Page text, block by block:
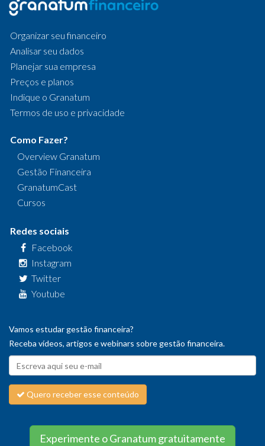
Organizar seu financeiro
Analisar seu dados
Planejar sua empresa
Preços e planos
Indique o Granatum
Termos de uso e privacidade
Como Fazer?
Overview Granatum
Gestão Financeira
GranatumCast
Cursos
Redes sociais
Facebook
Instagram
Twitter
Youtube
Vamos estudar gestão financeira?
Receba vídeos, artigos e webinars sobre gestão financeira.
Quero receber esse conteúdo
Experimente o Granatum gratuitamente